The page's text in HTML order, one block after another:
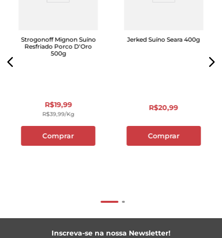
Strogonoff Mignon Suíno
Resfriado Porco D'Oro
500g
R$19,99
R$39,99/kg
Comprar
Jerked Suíno Seara 400g
R$20,99
Comprar
Inscreva-se na nossa Newsletter!